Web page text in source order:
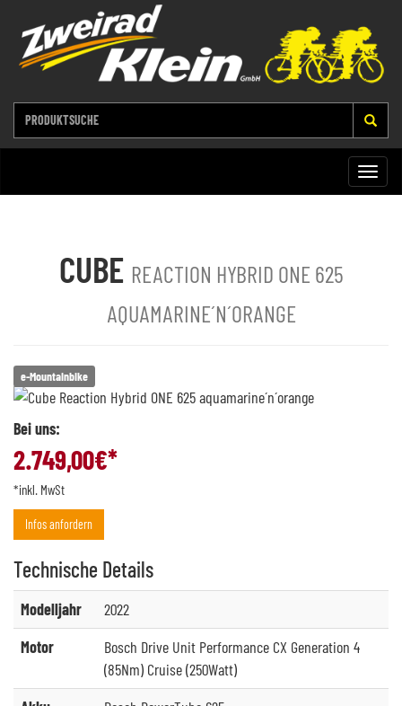
Toggle
CUBE REACTION HYBRID ONE 625
AQUAMARINE´N´ORANGE
e-Mountainbike
Bei uns:
2.749,00€*
*inkl. MwSt
Infos anfordern
Technische Details
Modelljahr
2022
Motor
Bosch Drive Unit Performance CX Generation 4
(85Nm) Cruise (250Watt)